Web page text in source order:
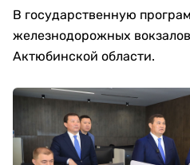
В государственную
железнодорожных
Актюбинской области.